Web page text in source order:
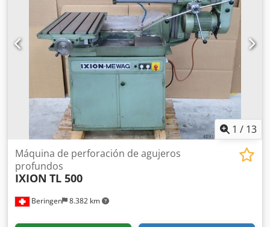
1 / 13
Beringen 8.382 km
Máquina de perforación de agujeros
profundos
IXION TL 500